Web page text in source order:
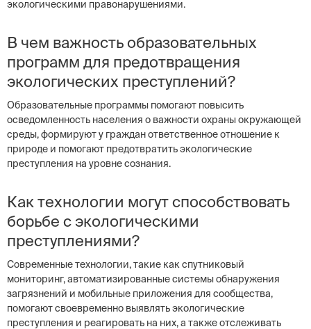
экологическими правонарушениями.
В чем важность образовательных
программ для предотвращения
экологических преступлений?
Образовательные программы помогают повысить
осведомленность населения о важности охраны окружающей
среды, формируют у граждан ответственное отношение к
природе и помогают предотвратить экологические
преступления на уровне сознания.
Как технологии могут способствовать
борьбе с экологическими
преступлениями?
Современные технологии, такие как спутниковый
мониторинг, автоматизированные системы обнаружения
загрязнений и мобильные приложения для сообщества,
помогают своевременно выявлять экологические
преступления и реагировать на них, а также отслеживать